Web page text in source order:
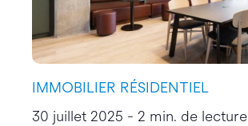
IMMOBILIER RÉSIDENTIEL
30 juillet 2025 - 2 min. de lecture